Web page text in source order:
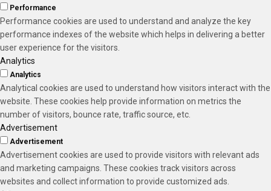
Performance
Performance cookies are used to understand and analyze the key
performance indexes of the website which helps in delivering a better
user experience for the visitors.
Analytics
Analytics
Analytical cookies are used to understand how visitors interact with the
website. These cookies help provide information on metrics the
number of visitors, bounce rate, traffic source, etc.
Advertisement
Advertisement
Advertisement cookies are used to provide visitors with relevant ads
and marketing campaigns. These cookies track visitors across
websites and collect information to provide customized ads.